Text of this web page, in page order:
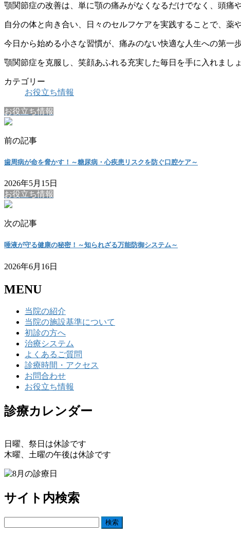
顎関節症の改善は、単に顎の痛みがなくなるだけでなく、頭
自分の体と向き合い、日々のセルフケアを実践することで、薬
今日から始める小さな習慣が、痛みのない快適な人生への第一
顎関節症を克服し、笑顔あふれる充実した毎日を手に入れましょ
カテゴリー
お役立ち情報
お役立ち情報
前の記事
歯周病が命を脅かす！～糖尿病・心疾患リスクを防ぐ口腔ケア～
2026年5月15日
お役立ち情報
次の記事
唾液が守る健康の秘密！～知られざる万能防御システム～
2026年6月16日
MENU
当院の紹介
当院の施設基準について
初診の方へ
治療システム
よくあるご質問
診療時間・アクセス
お問合わせ
お役立ち情報
診療カレンダー
日曜、祭日は休診です
木曜、土曜の午後は休診です
サイト内検索